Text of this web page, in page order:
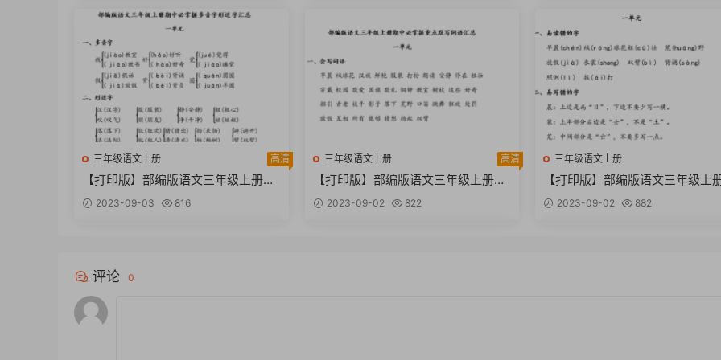
三年级语文上册 高清
【打印版】部编版语文三年级上册期
中必掌握多音字形近字汇总【3页PD
F文档】
2023-09-03 816
三年级语文上册 高清
【打印版】部编版语文三年级上册期
中必掌握重点默写词语汇总【3页PD
F文档】
2023-09-02 822
三年级语文上册
【打印版】部编版语文三年级上
中易读错写错字汇总【3页PDF文
档】
2023-09-02 882
评论 0